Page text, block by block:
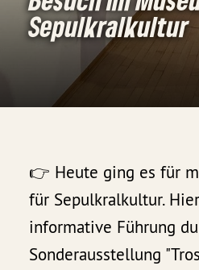
Sepulkralkultur
👉 Heute ging es für
für Sepulkralkultur.
informative Führung
Sonderausstellung